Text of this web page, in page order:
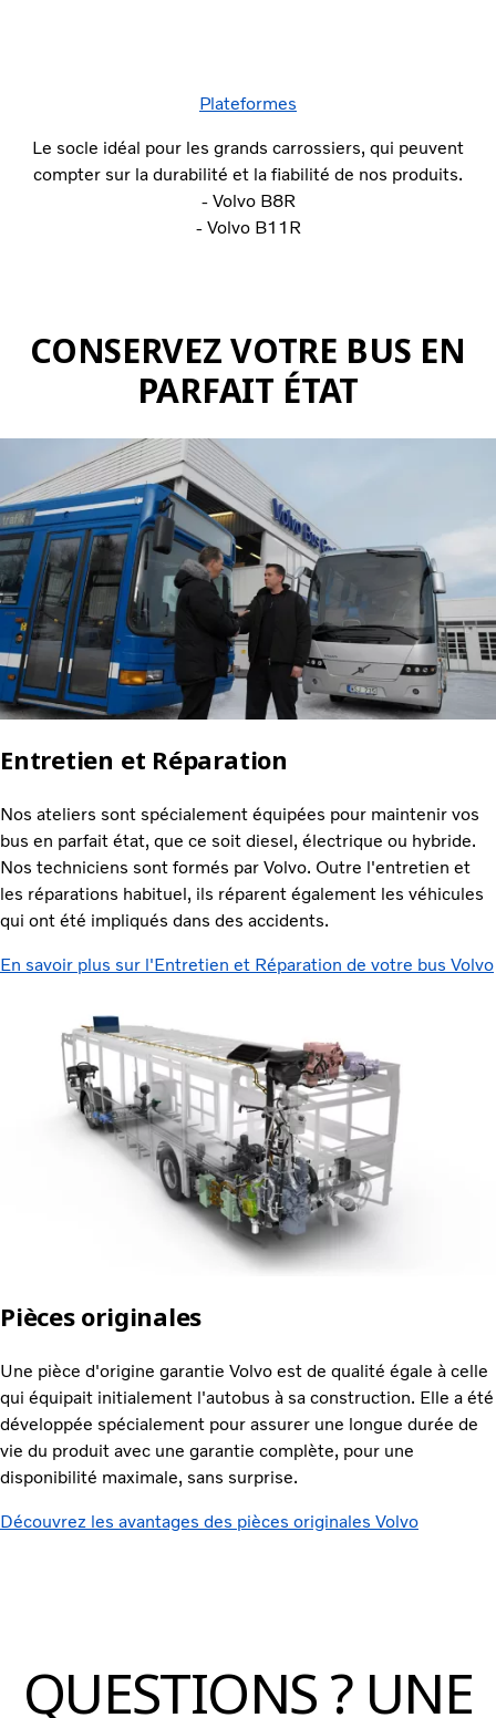
Plateformes
Le socle idéal pour les grands carrossiers, qui peuvent
compter sur la durabilité et la fiabilité de nos produits.
- Volvo B8R
- Volvo B11R
CONSERVEZ VOTRE BUS EN
PARFAIT ÉTAT
Entretien et Réparation
Nos ateliers sont spécialement équipées pour maintenir vos
bus en parfait état, que ce soit diesel, électrique ou hybride.
Nos techniciens sont formés par Volvo. Outre l'entretien et
les réparations habituel, ils réparent également les véhicules
qui ont été impliqués dans des accidents.
En savoir plus sur l'Entretien et Réparation de votre bus Volvo
Pièces originales
Une pièce d'origine garantie Volvo est de qualité égale à celle
qui équipait initialement l'autobus à sa construction. Elle a été
développée spécialement pour assurer une longue durée de
vie du produit avec une garantie complète, pour une
disponibilité maximale, sans surprise.
Découvrez les avantages des pièces originales Volvo
QUESTIONS ? UNE